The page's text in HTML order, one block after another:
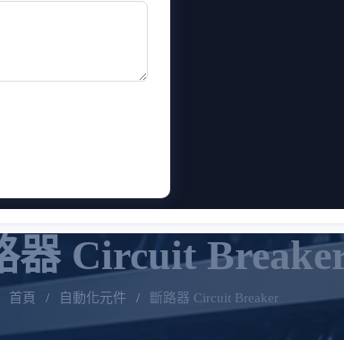
器 Circuit
首頁 / 自動化元件 / 斷路器 Circuit Breaker